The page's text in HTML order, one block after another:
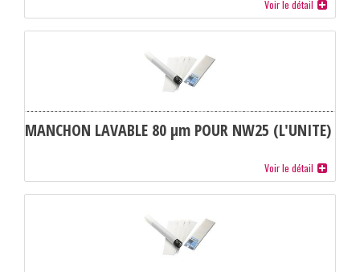
Voir le détail
MANCHON LAVABLE 80 µm POUR NW25 (L'UNITE)
Voir le détail